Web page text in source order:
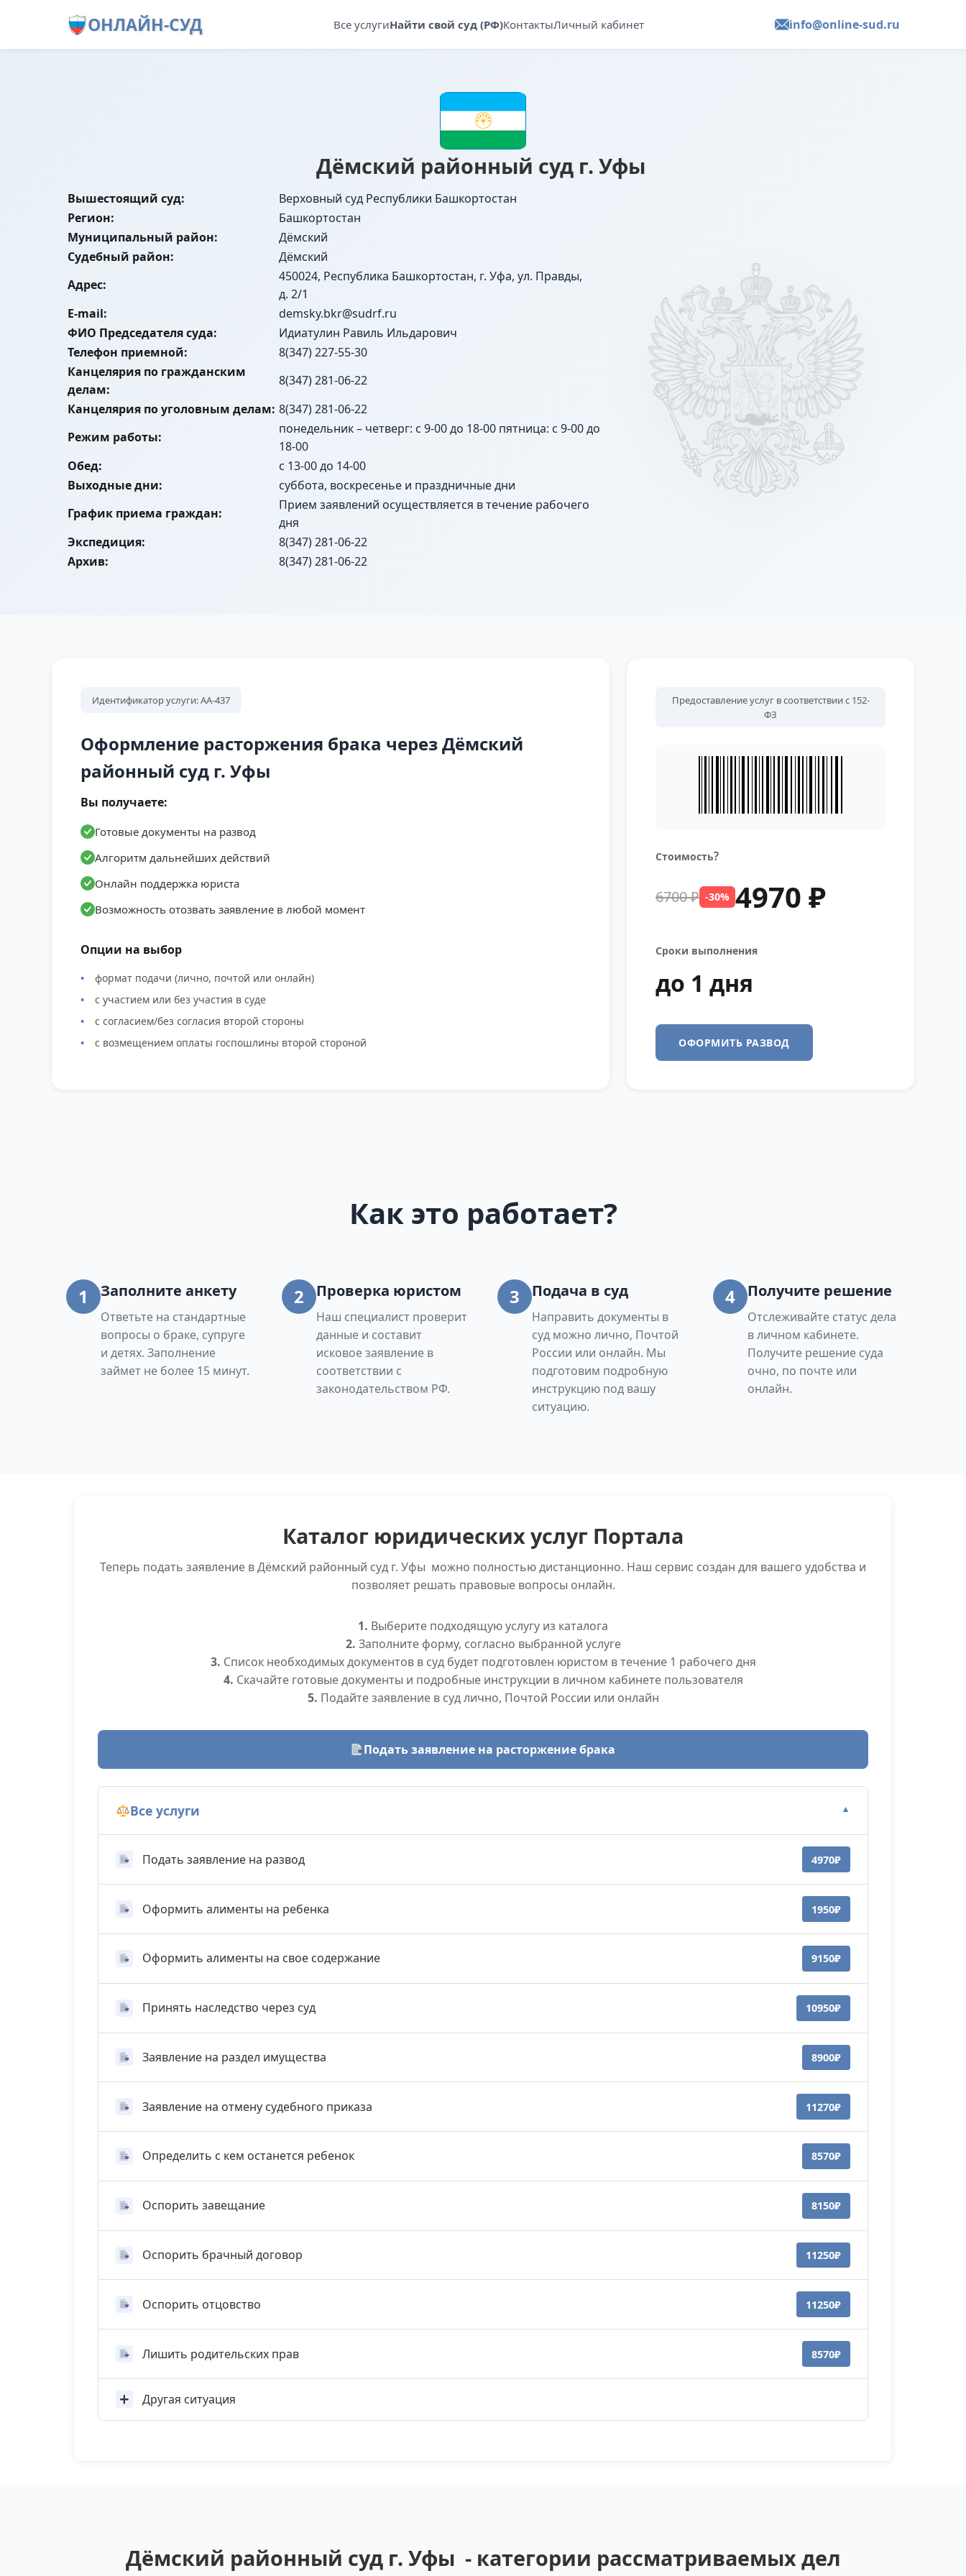
ОНЛАЙН-СУД Все услугиНайти свой суд (РФ)КонтактыЛичный кабинет info@online-sud.ru
Дёмский районный суд г. Уфы
Вышестоящий суд:
Верховный суд Республики Башкортостан
Регион:
Башкортостан
Муниципальный район:
Дёмский
Судебный район:
Дёмский
Адрес:
450024, Республика Башкортостан, г. Уфа, ул. Правды,
д. 2/1
E-mail:
demsky.bkr@sudrf.ru
ФИО Председателя суда:
Идиатулин Равиль Ильдарович
Телефон приемной:
8(347) 227-55-30
Канцелярия по гражданским
делам:
8(347) 281-06-22
Канцелярия по уголовным делам: 8(347) 281-06-22
Режим работы:
понедельник – четверг: с 9-00 до 18-00 пятница: с 9-00 до
18-00
Обед:
с 13-00 до 14-00
Выходные дни:
суббота, воскресенье и праздничные дни
График приема граждан:
Прием заявлений осуществляется в течение рабочего
дня
Экспедиция:
8(347) 281-06-22
Архив:
8(347) 281-06-22
Идентификатор услуги: АА-437
Оформление расторжения брака через Дёмский
районный суд г. Уфы
Вы получаете:
Готовые документы на развод
Алгоритм дальнейших действий
Онлайн поддержка юриста
Возможность отозвать заявление в любой момент
Опции на выбор
формат подачи (лично, почтой или онлайн)
с участием или без участия в суде
с согласием/без согласия второй стороны
с возмещением оплаты госпошлины второй стороной
Предоставление услуг в соответствии с 152-
ФЗ
Стоимость?
6700 ₽ -30% 4970 ₽
Сроки выполнения
до 1 дня
ОФОРМИТЬ РАЗВОД
Как это работает?
1 Заполните анкету
Ответьте на стандартные
вопросы о браке, супруге
и детях. Заполнение
займет не более 15 минут.
2 Проверка юристом
Наш специалист проверит
данные и составит
исковое заявление в
соответствии с
законодательством РФ.
3 Подача в суд
Направить документы в
суд можно лично, Почтой
России или онлайн. Мы
подготовим подробную
инструкцию под вашу
ситуацию.
4 Получите решение
Отслеживайте статус дела
в личном кабинете.
Получите решение суда
очно, по почте или
онлайн.
Каталог юридических услуг Портала
Теперь подать заявление в Дёмский районный суд г. Уфы можно полностью дистанционно. Наш сервис создан для вашего удобства и
позволяет решать правовые вопросы онлайн.
1. Выберите подходящую услугу из каталога
2. Заполните форму, согласно выбранной услуге
3. Список необходимых документов в суд будет подготовлен юристом в течение 1 рабочего дня
4. Скачайте готовые документы и подробные инструкции в личном кабинете пользователя
5. Подайте заявление в суд лично, Почтой России или онлайн
Подать заявление на расторжение брака
Все услуги ▼
Подать заявление на развод 4970₽
Оформить алименты на ребенка 1950₽
Оформить алименты на свое содержание 9150₽
Принять наследство через суд 10950₽
Заявление на раздел имущества 8900₽
Заявление на отмену судебного приказа 11270₽
Определить с кем останется ребенок 8570₽
Оспорить завещание 8150₽
Оспорить брачный договор 11250₽
Оспорить отцовство 11250₽
Лишить родительских прав 8570₽
Другая ситуация
Дёмский районный суд г. Уфы - категории рассматриваемых дел